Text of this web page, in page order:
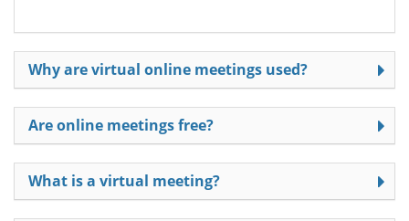
Why are virtual online meetings used?
Are online meetings free?
What is a virtual meeting?